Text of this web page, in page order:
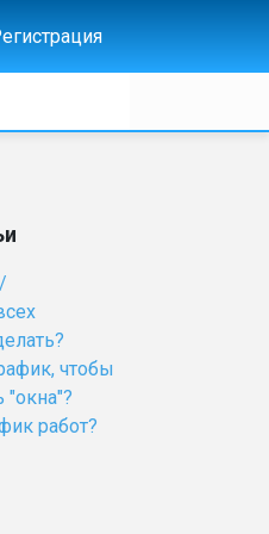
чтобы
"окна"?
работ?